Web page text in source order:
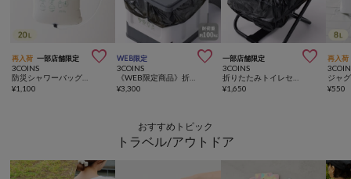
再入荷 一部店舗限定 
3COINS
¥1,100
WEB限定 
3COINS
¥3,300
一部店舗限定 
3COINS
¥1,650
再入荷
¥550
おすすめトピック
トラベル/アウトドア